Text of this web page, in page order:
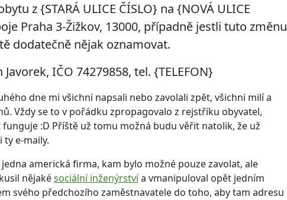
z {STARÁ ULICE ČÍSLO} na {NOVÁ ULICE
Praha 3-Žižkov, 13000, případně jestli tuto změnu
dodatečně nějak oznamovat.
Javorek, IČO 74279858, tel. {TELEFON}
dne mi všichni napsali nebo zavolali zpět, všichni milí a
Vždy se to v pořádku zpropagovalo z rejstříku obyvatel,
:D Příště už tomu možná budu věřit natolik, že už
ty e-maily.
americká firma, kam bylo možné pouze zavolat, ale
nějakésociální inženýrstvía vmanipuloval opět jedním
svého předchozího zaměstnavatele do toho, aby tam adresu